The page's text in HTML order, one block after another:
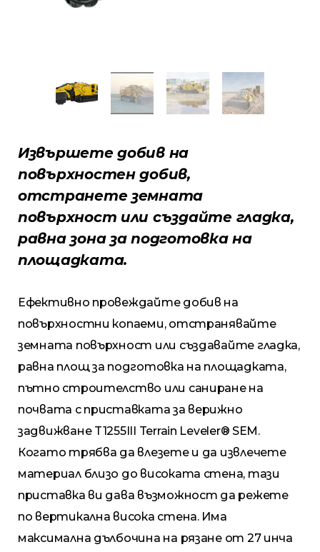
Извършете добив на
повърхностен добив,
отстранете земната
повърхност или създайте гладка,
равна зона за подготовка на
площадката.
Ефективно провеждайте добив на
повърхностни копаеми, отстранявайте
земната повърхност или създавайте гладка,
равна площ за подготовка на площадката,
пътно строителство или саниране на
почвата с приставката за верижно
задвижване T1255III Terrain Leveler® SEM.
Когато трябва да влезете и да извлечете
материал близо до високата стена, тази
приставка ви дава възможност да режете
по вертикална висока стена. Има
максимална дълбочина на рязане от 27 инча